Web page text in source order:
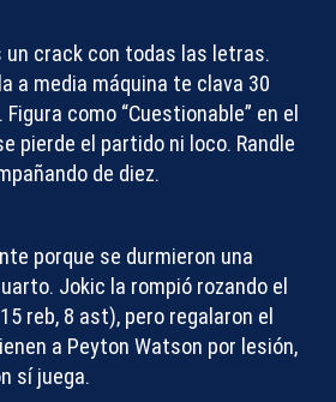
un crack con todas las letras.
a media máquina te clava 30
como “Cuestionable” en el
pierde el partido ni loco. Randle
de diez.
porque se durmieron una
Jokic la rompió rozando el
reb, 8 ast), pero regalaron el
a Peyton Watson por lesión,
sí juega.